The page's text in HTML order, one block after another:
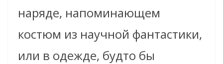
наряде, напоминающем
костюм из научной фантастики,
или в одежде, будто бы